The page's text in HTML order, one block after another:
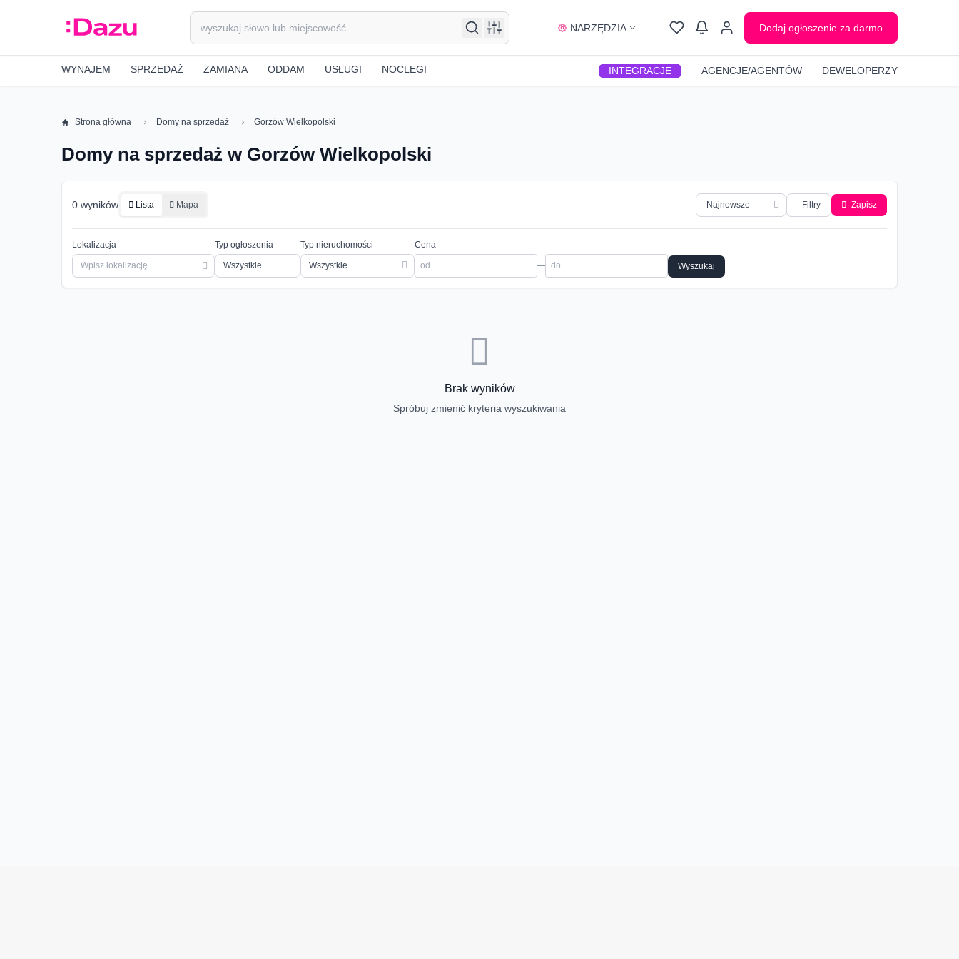
NARZĘDZIA Dodaj ogłoszenie za darmo
WYNAJEM SPRZEDAŻ ZAMIANA ODDAM USŁUGI NOCLEGI INTEGRACJE AGENCJE/AGENTÓW DEWELOPERZY
Strona główna Domy na sprzedaż Gorzów Wielkopolski
Domy na sprzedaż w Gorzów Wielkopolski
0 wyników Lista Mapa Filtry Zapisz
Lokalizacja Typ ogłoszenia Typ nieruchomości
Wszystkie
Cena
— Wyszukaj
Brak wyników
Spróbuj zmienić kryteria wyszukiwania